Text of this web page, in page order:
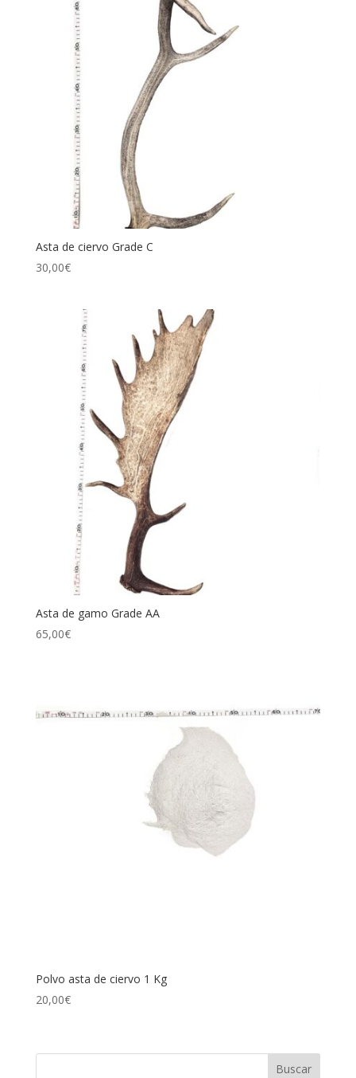
Asta de ciervo Grade C
30,00€
Asta de gamo Grade AA
65,00€
Polvo asta de ciervo 1 Kg
20,00€